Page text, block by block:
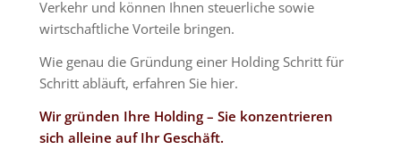
Verkehr und können Ihnen steuerliche sowie
wirtschaftliche Vorteile bringen.
Wie genau die Gründung einer Holding Schritt für
Schritt abläuft, erfahren Sie hier.
Wir gründen Ihre Holding – Sie konzentrieren
sich alleine auf Ihr Geschäft.